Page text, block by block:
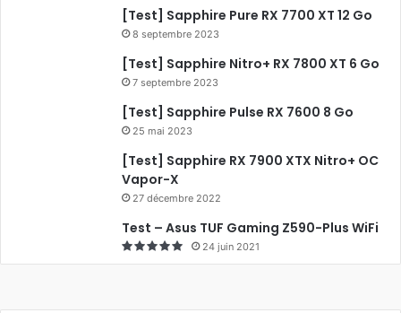
[Test] Sapphire Pure RX 7700 XT 12 Go
8 septembre 2023
[Test] Sapphire Nitro+ RX 7800 XT 6 Go
7 septembre 2023
[Test] Sapphire Pulse RX 7600 8 Go
25 mai 2023
[Test] Sapphire RX 7900 XTX Nitro+ OC
Vapor-X
27 décembre 2022
Test – Asus TUF Gaming Z590-Plus WiFi
24 juin 2021